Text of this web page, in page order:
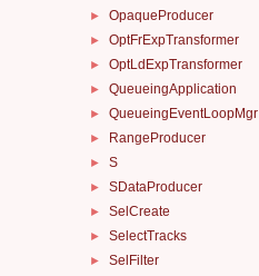
► OpaqueProducer
► OptFrExpTransformer
► OptLdExpTransformer
► QueueingApplication
► QueueingEventLoopMgr
► RangeProducer
► S
► SDataProducer
► SelCreate
► SelectTracks
► SelFilter